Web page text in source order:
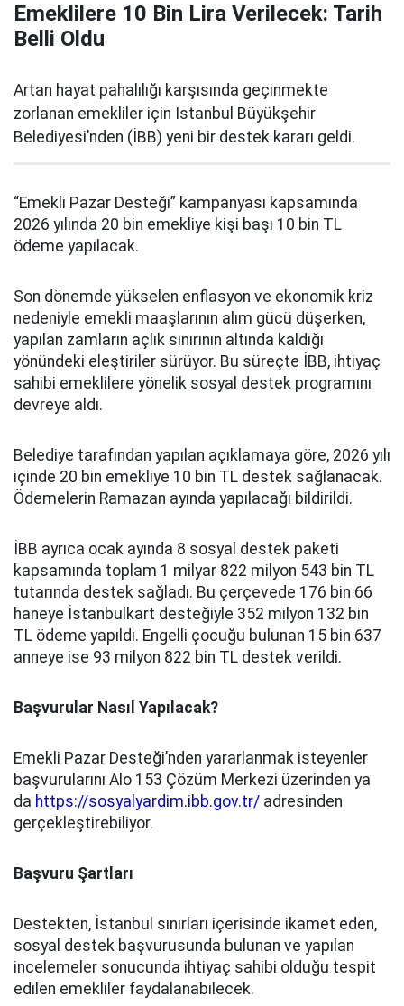
Emeklilere 10 Bin Lira Verilecek: Tarih
Belli Oldu
Artan hayat pahalılığı karşısında geçinmekte
zorlanan emekliler için İstanbul Büyükşehir
Belediyesi’nden (İBB) yeni bir destek kararı geldi.
“Emekli Pazar Desteği” kampanyası kapsamında
2026 yılında 20 bin emekliye kişi başı 10 bin TL
ödeme yapılacak.
Son dönemde yükselen enflasyon ve ekonomik kriz
nedeniyle emekli maaşlarının alım gücü düşerken,
yapılan zamların açlık sınırının altında kaldığı
yönündeki eleştiriler sürüyor. Bu süreçte İBB, ihtiyaç
sahibi emeklilere yönelik sosyal destek programını
devreye aldı.
Belediye tarafından yapılan açıklamaya göre, 2026 yılı
içinde 20 bin emekliye 10 bin TL destek sağlanacak.
Ödemelerin Ramazan ayında yapılacağı bildirildi.
İBB ayrıca ocak ayında 8 sosyal destek paketi
kapsamında toplam 1 milyar 822 milyon 543 bin TL
tutarında destek sağladı. Bu çerçevede 176 bin 66
haneye İstanbulkart desteğiyle 352 milyon 132 bin
TL ödeme yapıldı. Engelli çocuğu bulunan 15 bin 637
anneye ise 93 milyon 822 bin TL destek verildi.
Başvurular Nasıl Yapılacak?
Emekli Pazar Desteği’nden yararlanmak isteyenler
başvurularını Alo 153 Çözüm Merkezi üzerinden ya
da https://sosyalyardim.ibb.gov.tr/ adresinden
gerçekleştirebiliyor.
Başvuru Şartları
Destekten, İstanbul sınırları içerisinde ikamet eden,
sosyal destek başvurusunda bulunan ve yapılan
incelemeler sonucunda ihtiyaç sahibi olduğu tespit
edilen emekliler faydalanabilecek.